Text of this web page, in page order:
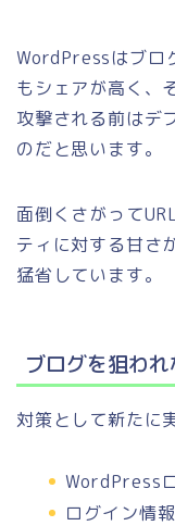
WordPressはブロ
もシェアが高く、
攻撃される前はデ
のだと思います。
面倒くさがって
ティに対する甘さ
猛省しています。
ブログを狙わ
対策として新たに
WordPress
ログイン情